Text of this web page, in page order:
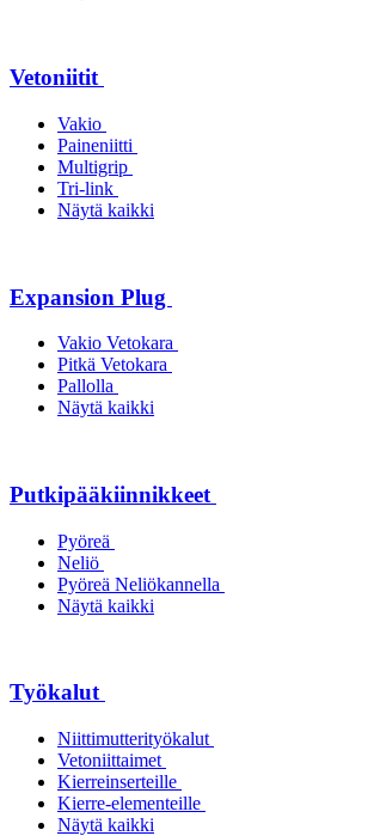
Vetoniitit
Vakio
Paineniitti
Multigrip
Tri-link
Näytä kaikki
Expansion Plug
Vakio Vetokara
Pitkä Vetokara
Pallolla
Näytä kaikki
Putkipääkiinnikkeet
Pyöreä
Neliö
Pyöreä Neliökannella
Näytä kaikki
Työkalut
Niittimutterityökalut
Vetoniittaimet
Kierreinserteille
Kierre-elementeille
Näytä kaikki